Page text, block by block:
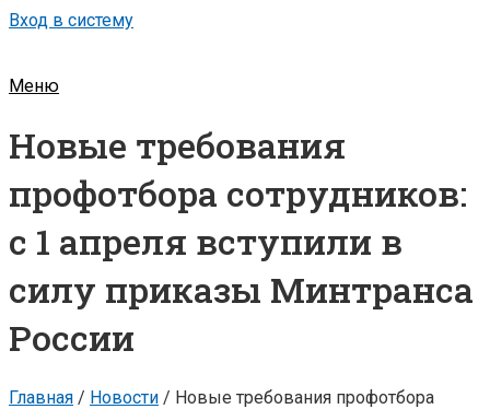
Вход в систему
Меню
Новые требования
профотбора сотрудников:
с 1 апреля вступили в
силу приказы Минтранса
России
Главная / Новости / Новые требования профотбора